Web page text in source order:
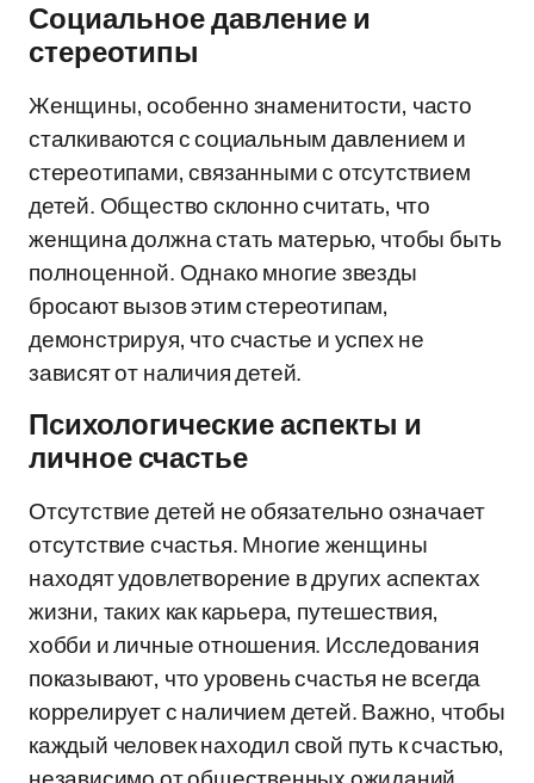
Социальное давление и
стереотипы
Женщины, особенно знаменитости, часто
сталкиваются с социальным давлением и
стереотипами, связанными с отсутствием
детей. Общество склонно считать, что
женщина должна стать матерью, чтобы быть
полноценной. Однако многие звезды
бросают вызов этим стереотипам,
демонстрируя, что счастье и успех не
зависят от наличия детей.
Психологические аспекты и
личное счастье
Отсутствие детей не обязательно означает
отсутствие счастья. Многие женщины
находят удовлетворение в других аспектах
жизни, таких как карьера, путешествия,
хобби и личные отношения. Исследования
показывают, что уровень счастья не всегда
коррелирует с наличием детей. Важно, чтобы
каждый человек находил свой путь к счастью,